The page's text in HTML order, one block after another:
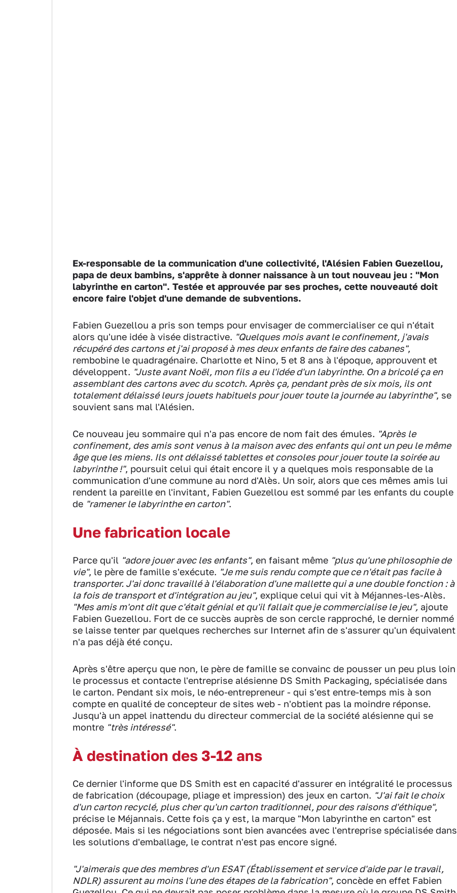
Ex-responsable de la communication d'une collectivité, l'Alésien Fabien Guezellou,
papa de deux bambins, s'apprête à donner naissance à un tout nouveau jeu : "Mon
labyrinthe en carton". Testée et approuvée par ses proches, cette nouveauté doit
encore faire l'objet d'une demande de subventions.
Fabien Guezellou a pris son temps pour envisager de commercialiser ce qui n'était
alors qu'une idée à visée distractive. "Quelques mois avant le confinement, j'avais
récupéré des cartons et j'ai proposé à mes deux enfants de faire des cabanes",
rembobine le quadragénaire. Charlotte et Nino, 5 et 8 ans à l'époque, approuvent et
développent. "Juste avant Noël, mon fils a eu l'idée d'un labyrinthe. On a bricolé ça en
assemblant des cartons avec du scotch. Après ça, pendant près de six mois, ils ont
totalement délaissé leurs jouets habituels pour jouer toute la journée au labyrinthe", se
souvient sans mal l'Alésien.
Ce nouveau jeu sommaire qui n'a pas encore de nom fait des émules. "Après le
confinement, des amis sont venus à la maison avec des enfants qui ont un peu le même
âge que les miens. Ils ont délaissé tablettes et consoles pour jouer toute la soirée au
labyrinthe !", poursuit celui qui était encore il y a quelques mois responsable de la
communication d'une commune au nord d'Alès. Un soir, alors que ces mêmes amis lui
rendent la pareille en l'invitant, Fabien Guezellou est sommé par les enfants du couple
de "ramener le labyrinthe en carton".
Une fabrication locale
Parce qu'il "adore jouer avec les enfants", en faisant même "plus qu'une philosophie de
vie", le père de famille s'exécute. "Je me suis rendu compte que ce n'était pas facile à
transporter. J'ai donc travaillé à l'élaboration d'une mallette qui a une double fonction : à
la fois de transport et d'intégration au jeu", explique celui qui vit à Méjannes-les-Alès.
"Mes amis m'ont dit que c'était génial et qu'il fallait que je commercialise le jeu", ajoute
Fabien Guezellou. Fort de ce succès auprès de son cercle rapproché, le dernier nommé
se laisse tenter par quelques recherches sur Internet afin de s'assurer qu'un équivalent
n'a pas déjà été conçu.
Après s'être aperçu que non, le père de famille se convainc de pousser un peu plus loin
le processus et contacte l'entreprise alésienne DS Smith Packaging, spécialisée dans
le carton. Pendant six mois, le néo-entrepreneur - qui s'est entre-temps mis à son
compte en qualité de concepteur de sites web - n'obtient pas la moindre réponse.
Jusqu'à un appel inattendu du directeur commercial de la société alésienne qui se
montre "très intéressé".
À destination des 3-12 ans
Ce dernier l'informe que DS Smith est en capacité d'assurer en intégralité le processus
de fabrication (découpage, pliage et impression) des jeux en carton. "J'ai fait le choix
d'un carton recyclé, plus cher qu'un carton traditionnel, pour des raisons d'éthique",
précise le Méjannais. Cette fois ça y est, la marque "Mon labyrinthe en carton" est
déposée. Mais si les négociations sont bien avancées avec l'entreprise spécialisée dans
les solutions d'emballage, le contrat n'est pas encore signé.
"J'aimerais que des membres d'un ESAT (Établissement et service d'aide par le travail,
NDLR) assurent au moins l'une des étapes de la fabrication", concède en effet Fabien